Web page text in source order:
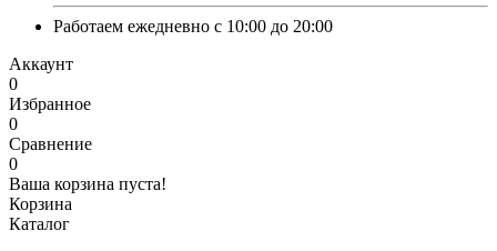
Работаем ежедневно с 10:00 до 20:00
Аккаунт
0
Избранное
0
Сравнение
0
Ваша корзина пуста!
Корзина
Каталог